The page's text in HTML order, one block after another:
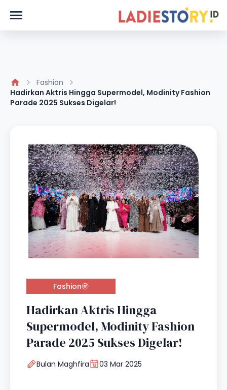
Fashion
Hadirkan Aktris Hingga Supermodel, Modinity Fashion
Parade 2025 Sukses Digelar!
Fashion
Hadirkan Aktris Hingga
Supermodel, Modinity Fashion
Parade 2025 Sukses Digelar!
Bulan Maghfira 03 Mar 2025